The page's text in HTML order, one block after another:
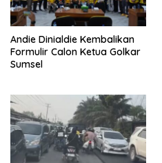
Andie Dinialdie Kembalikan
Formulir Calon Ketua Golkar
Sumsel